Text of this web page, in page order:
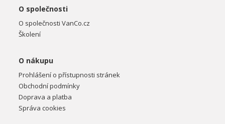
O společnosti
O společnosti VanCo.cz
Školení
O nákupu
Prohlášení o přístupnosti stránek
Obchodní podmínky
Doprava a platba
Správa cookies